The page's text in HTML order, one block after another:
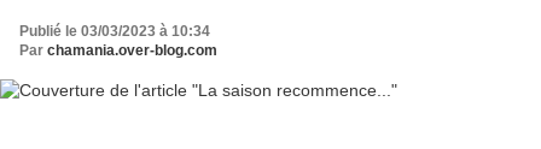
Publié le 03/03/2023 à 10:34
Par chamania.over-blog.com